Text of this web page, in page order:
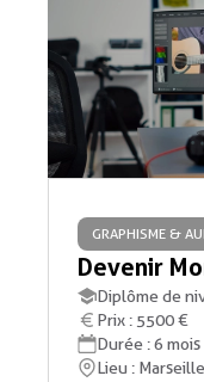
GRAPHISME &
Devenir
Diplôme de
Prix : 5500 €
Durée : 6 mois
Lieu : Marseille